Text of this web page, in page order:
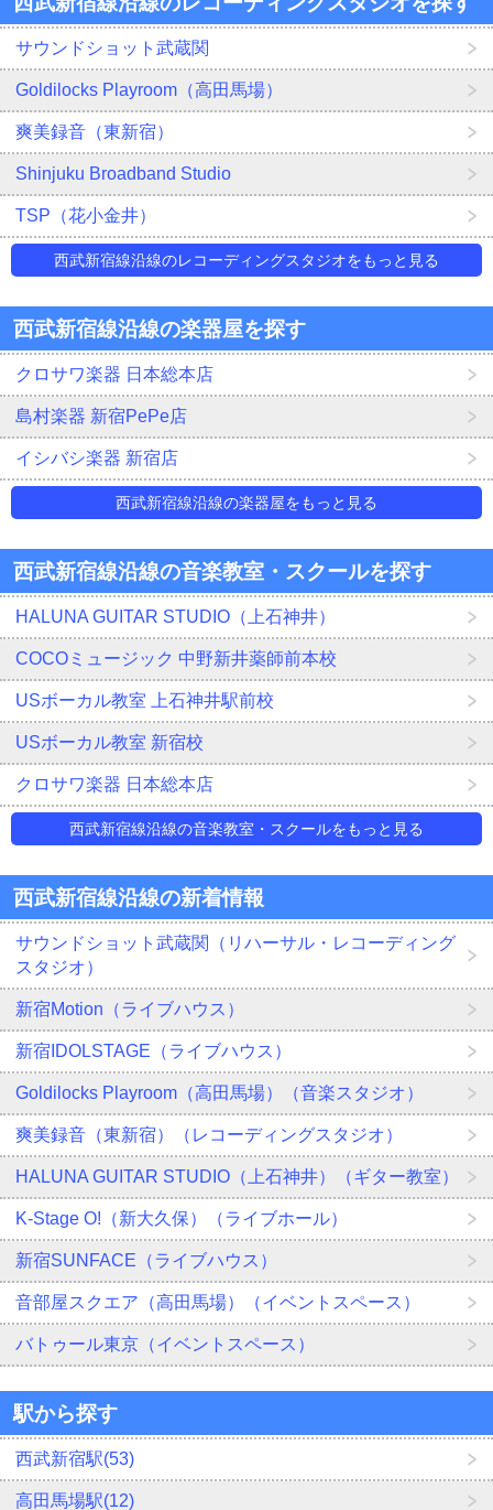
サウンドショット武蔵関
Goldilocks Playroom（高田馬場）
爽美録音（東新宿）
Shinjuku Broadband Studio
TSP（花小金井）
西武新宿線沿線のレコーディングスタジオをもっと見る
西武新宿線沿線の楽器屋を探す
クロサワ楽器 日本総本店
島村楽器 新宿PePe店
イシバシ楽器 新宿店
西武新宿線沿線の楽器屋をもっと見る
西武新宿線沿線の音楽教室・スクールを探す
HALUNA GUITAR STUDIO（上石神井）
COCOミュージック 中野新井薬師前本校
USボーカル教室 上石神井駅前校
USボーカル教室 新宿校
クロサワ楽器 日本総本店
西武新宿線沿線の音楽教室・スクールをもっと見る
西武新宿線沿線の新着情報
サウンドショット武蔵関（リハーサル・レコーディング
スタジオ）
新宿Motion（ライブハウス）
新宿IDOLSTAGE（ライブハウス）
Goldilocks Playroom（高田馬場）（音楽スタジオ）
爽美録音（東新宿）（レコーディングスタジオ）
HALUNA GUITAR STUDIO（上石神井）（ギター教室）
K-Stage O!（新大久保）（ライブホール）
新宿SUNFACE（ライブハウス）
音部屋スクエア（高田馬場）（イベントスペース）
バトゥール東京（イベントスペース）
駅から探す
西武新宿駅(53)
高田馬場駅(12)